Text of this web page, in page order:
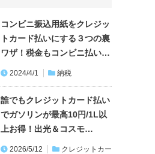
コンビニ振込用紙をクレジッ
トカード払いにする３つの裏
ワザ！税金もコンビニ払い…
2024/4/1 納税
誰でもクレジットカード払い
でガソリンが最高10円/1L以
上お得！出光＆コスモ…
2026/5/12
クレジットカー